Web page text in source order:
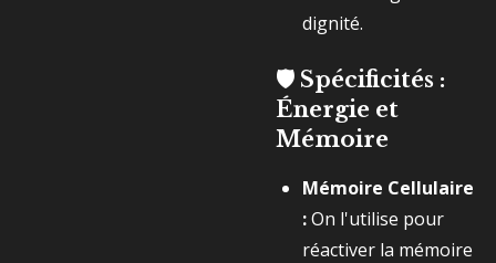
dignité.
🛡️ Spécificités :
Énergie et
Mémoire
Mémoire Cellulaire
:On l'utilise pour
réactiver la mémoire